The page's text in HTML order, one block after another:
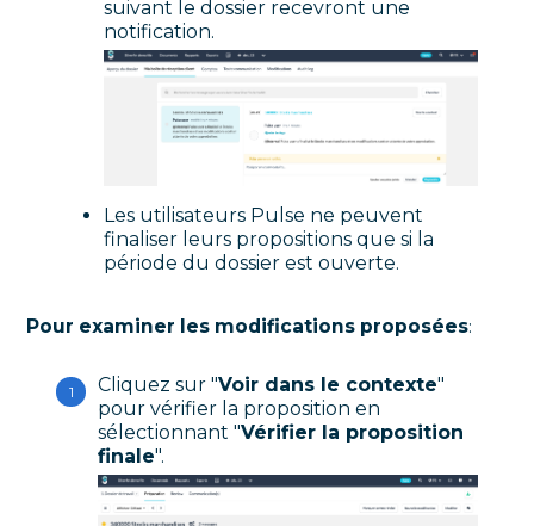
suivant le dossier recevront une
notification.
Les utilisateurs Pulse ne peuvent
finaliser leurs propositions que si la
période du dossier est ouverte.
Pour examiner les modifications proposées:
Cliquez sur "Voir dans le contexte"
pour vérifier la proposition en
sélectionnant "Vérifier la proposition
finale".